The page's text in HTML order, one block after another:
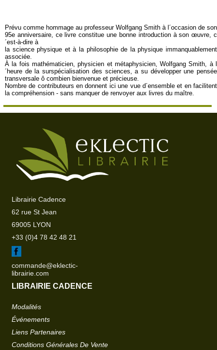
Prévu comme hommage au professeur Wolfgang Smith à l´occasion de son
95e anniversaire, ce livre constitue une bonne introduction à son œuvre, c
´est-à-dire à
la science physique et à la philosophie de la physique immanquablement
associée.
À la fois mathématicien, physicien et métaphysicien, Wolfgang Smith, à l
´heure de la surspécialisation des sciences, a su développer une pensée
transversale ô combien bienvenue et précieuse.
Nombre de contributeurs en donnent ici une vue d´ensemble et en facilitent
la compréhension - sans manquer de renvoyer aux livres du maître.
Librairie Cadence
62 rue St Jean
69005 LYON
+33 (0)4 78 42 48 21
commande@eklectic-
librairie.com
LIBRAIRIE CADENCE
Modalités
Événements
Liens Partenaires
Conditions Générales De Vente